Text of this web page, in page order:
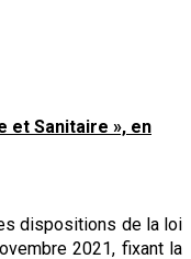
et Sanitaire », en
dispositions de la loi
2021, fixant la